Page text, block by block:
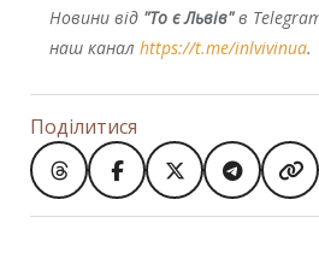
Новини від "То є Львів"в
наш канал https://t.me/inlvivinua.
Поділитися